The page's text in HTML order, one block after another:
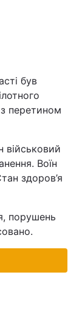
був
перетином
військовий
Воїн
здоров’я
порушень